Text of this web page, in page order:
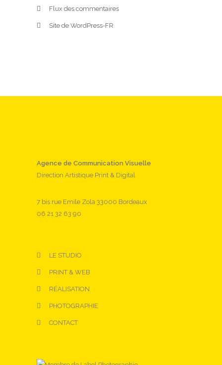
Flux des commentaires
Site de WordPress-FR
Agence de Communication Visuelle
Direction Artistique Print & Digital
7 bis rue Emile Zola 33000 Bordeaux
06 21 32 63 90
LE STUDIO
PRINT & WEB
RÉALISATION
PHOTOGRAPHIE
CONTACT